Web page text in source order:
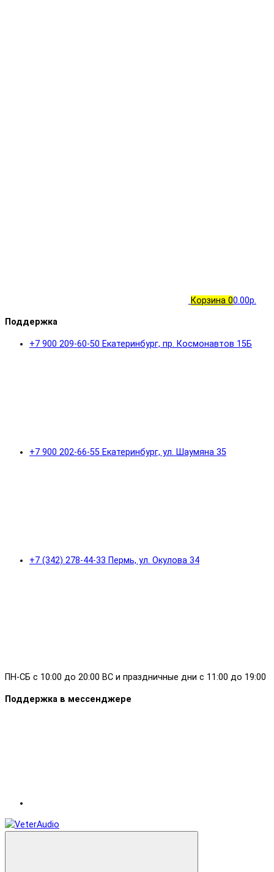
Корзина 00.00р.
Поддержка
+7 900 209-60-50 Екатеринбург, пр. Космонавтов 15Б
+7 900 202-66-55 Екатеринбург, ул. Шаумяна 35
+7 (342) 278-44-33 Пермь, ул. Окулова 34
ПН-СБ с 10:00 до 20:00 ВС и праздничные дни с 11:00 до 19:00
Поддержка в мессенджере